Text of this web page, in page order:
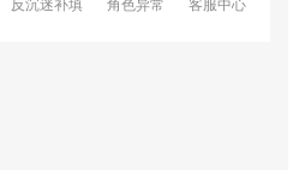
反沉迷补填 角色异常 客服中心